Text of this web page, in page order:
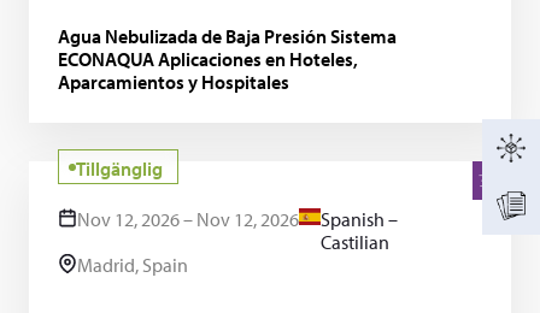
Agua Nebulizada de Baja Presión Sistema
ECONAQUA Aplicaciones en Hoteles,
Aparcamientos y Hospitales
Tillgänglig
Nov 12, 2026 – Nov 12, 2026
Spanish –
Castilian
Madrid, Spain